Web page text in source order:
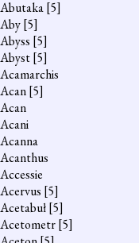
Abutaka[5]
Aby[5]
Abyss [5]
Abyst[5]
Acamarchis
Acan[5]
Acan
Acani
Acanna
Acanthus
Accessie
Acervus [5]
Acetabuł[5]
Acetometr[5]